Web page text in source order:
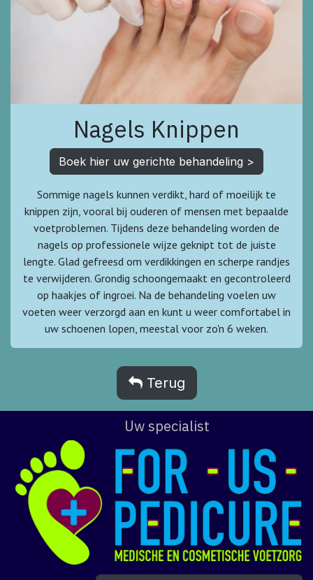
Nagels Knippen
Boek hier uw gerichte behandeling >
Sommige nagels kunnen verdikt, hard of moeilijk te
knippen zijn, vooral bij ouderen of mensen met bepaalde
voetproblemen. Tijdens deze behandeling worden de
nagels op professionele wijze geknipt tot de juiste
lengte. Glad gefreesd om verdikkingen en scherpe randjes
te verwijderen. Grondig schoongemaakt en gecontroleerd
op haakjes of ingroei. Na de behandeling voelen uw
voeten weer verzorgd aan en kunt u weer comfortabel in
uw schoenen lopen, meestal voor zo'n 6 weken.
Terug
Uw specialist